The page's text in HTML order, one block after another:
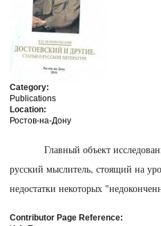
Category:
Publications
Location:
Ростов-на-Дону
Главный объект
русский мыслитель, стоящий на
недостатки некоторых
Contributor Page Reference: